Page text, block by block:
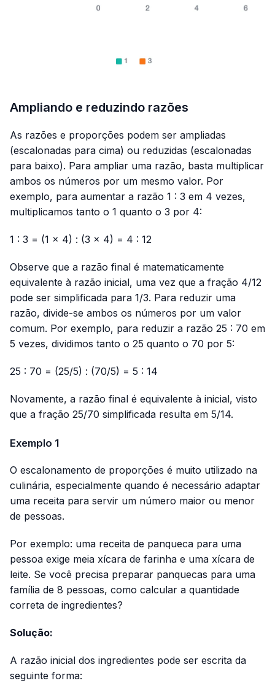
Ampliando e reduzindo razões
As razões e proporções podem ser ampliadas
(escalonadas para cima) ou reduzidas (escalonadas
para baixo). Para ampliar uma razão, basta multiplicar
ambos os números por um mesmo valor. Por
exemplo, para aumentar a razão 1 : 3 em 4 vezes,
multiplicamos tanto o 1 quanto o 3 por 4:
1 : 3 = (1 × 4) : (3 × 4) = 4 : 12
Observe que a razão final é matematicamente
equivalente à razão inicial, uma vez que a fração 4/12
pode ser simplificada para 1/3. Para reduzir uma
razão, divide-se ambos os números por um valor
comum. Por exemplo, para reduzir a razão 25 : 70 em
5 vezes, dividimos tanto o 25 quanto o 70 por 5:
25 : 70 = (25/5) : (70/5) = 5 : 14
Novamente, a razão final é equivalente à inicial, visto
que a fração 25/70 simplificada resulta em 5/14.
Exemplo 1
O escalonamento de proporções é muito utilizado na
culinária, especialmente quando é necessário adaptar
uma receita para servir um número maior ou menor
de pessoas.
Por exemplo: uma receita de panqueca para uma
pessoa exige meia xícara de farinha e uma xícara de
leite. Se você precisa preparar panquecas para uma
família de 8 pessoas, como calcular a quantidade
correta de ingredientes?
Solução:
A razão inicial dos ingredientes pode ser escrita da
seguinte forma: